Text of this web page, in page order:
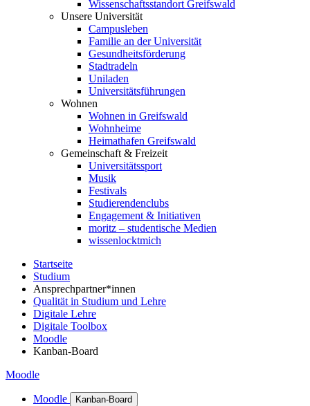
Wissenschaftsstandort Greifswald
Unsere Universität
Campusleben
Familie an der Universität
Gesundheitsförderung
Stadtradeln
Uniladen
Universitätsführungen
Wohnen
Wohnen in Greifswald
Wohnheime
Heimathafen Greifswald
Gemeinschaft & Freizeit
Universitätssport
Musik
Festivals
Studierendenclubs
Engagement & Initiativen
moritz – studentische Medien
wissenlocktmich
Startseite
Studium
Ansprechpartner*innen
Qualität in Studium und Lehre
Digitale Lehre
Digitale Toolbox
Moodle
Kanban-Board
Moodle
Moodle Kanban-Board